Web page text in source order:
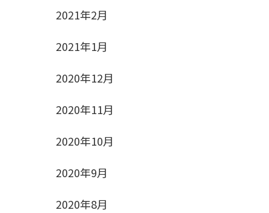
2021年2月
2021年1月
2020年12月
2020年11月
2020年10月
2020年9月
2020年8月